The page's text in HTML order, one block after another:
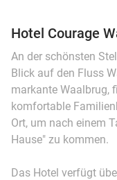
Hotel Courage
An der schönsten
Blick auf den Fluss
markante Waalbrug,
komfortable
Ort, um nach einem
Hause" zu kommen.
Das Hotel verfügt